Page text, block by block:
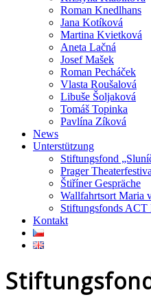
Roman Knedlhans
Jana Kotíková
Martina Kvietková
Aneta Lačná
Josef Mašek
Roman Pecháček
Vlasta Roušalová
Libuše Šoljaková
Tomáš Topinka
Pavlína Zíková
News
Unterstützung
Stiftungsfond
Prager
Štiříner Gespräche
Wallfahrtsort Maria
Stiftungsfonds
Kontakt